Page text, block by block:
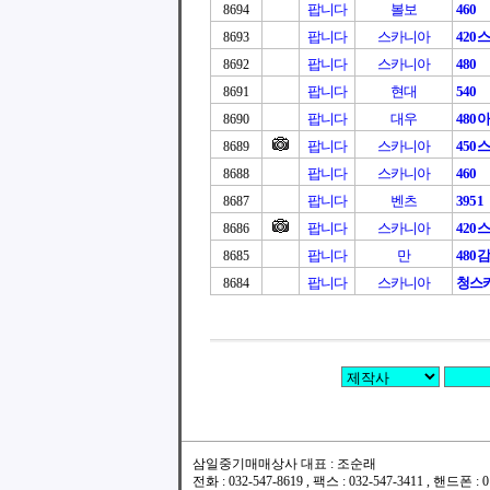
8694 팝니다 볼보 460
8693 팝니다 스카니아 420
8692 팝니다 스카니아 480
8691 팝니다 현대 540
8690 팝니다 대우 480
8689 팝니다 스카니아 450
8688 팝니다 스카니아 460
8687 팝니다 벤츠 3951
8686 팝니다 스카니아 420
8685 팝니다 만 480
8684 팝니다 스카니아 청스
삼일중기매매상사 대표 : 조순래
전화 : 032-547-8619 , 팩스 : 032-547-3411 , 핸드폰